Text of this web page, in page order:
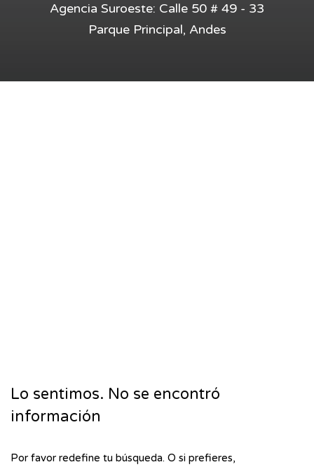
Agencia Suroeste: Calle 50 # 49 - 33
Parque Principal, Andes
Lo sentimos. No se encontró
información
Por favor redefine tu búsqueda. O si prefieres,